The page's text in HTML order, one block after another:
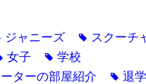
ジャニーズ tag スクーチ
女子 tag 学校
ターの部屋紹介 tag 退学